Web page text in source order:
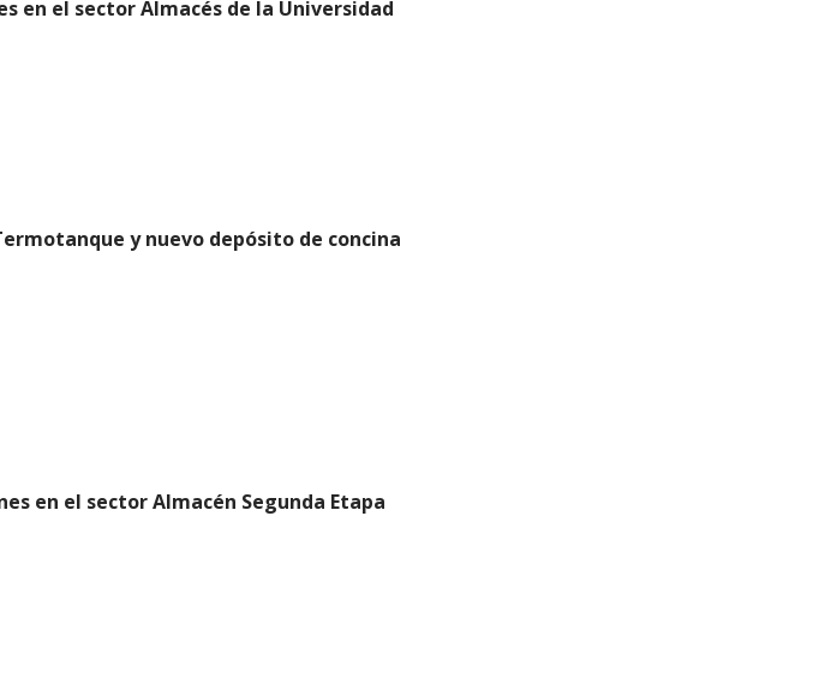
en el sector Almacés de la Universidad
y nuevo depósito de concina
en el sector Almacén Segunda Etapa